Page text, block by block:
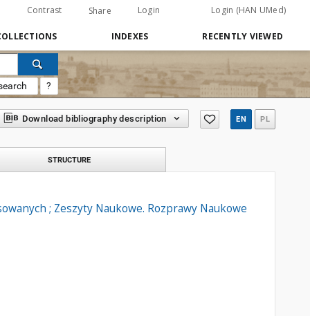
Contrast Share Login Login (HAN UMed)
INDEXES RECENTLY VIEWED
?
Download bibliography description EN PL
STRUCTURE
; Zeszyty Naukowe. Rozprawy Naukowe